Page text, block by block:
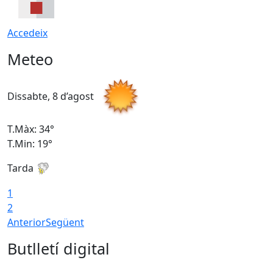
Accedeix
Meteo
Dissabte, 8 d’agost
T.Màx: 34°
T.Min: 19°
Tarda
1
2
AnteriorSegüent
Butlletí digital